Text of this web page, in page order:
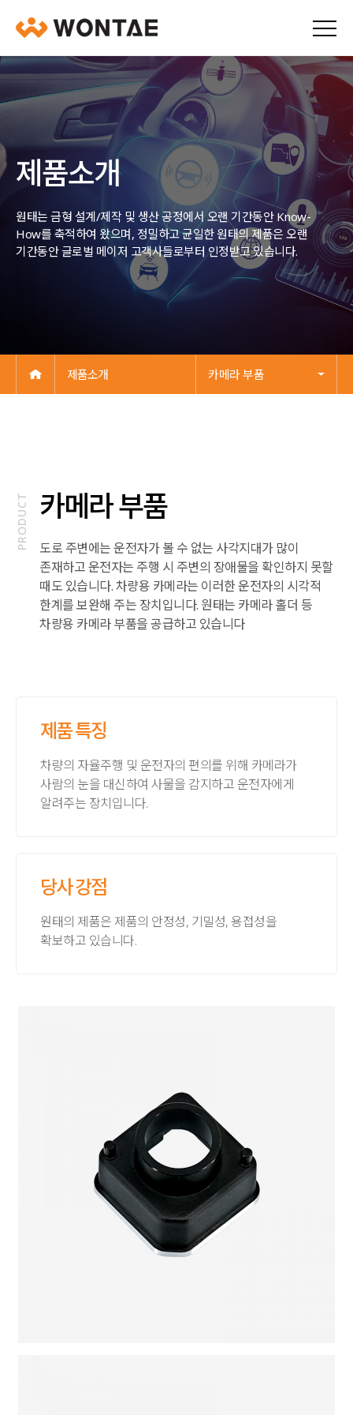
제품소개
원태는 금형 설계/제작 및 생산 공정에서 오랜 기간동안 Know-
How를 축적하여 왔으며, 정밀하고 균일한 원태의 제품은 오랜
기간동안 글로벌 메이저 고객사들로부터 인정받고 있습니다.
제품소개 카메라 부품
PRODUCT 카메라 부품
도로 주변에는 운전자가 볼 수 없는 사각지대가 많이
존재하고 운전자는 주행 시 주변의 장애물을 확인하지 못할
때도 있습니다. 차량용 카메라는 이러한 운전자의 시각적
한계를 보완해 주는 장치입니다. 원태는 카메라 홀더 등
차량용 카메라 부품을 공급하고 있습니다
제품 특징
차량의 자율주행 및 운전자의 편의를 위해 카메라가
사람의 눈을 대신하여 사물을 감지하고 운전자에게
알려주는 장치입니다.
당사 강점
원태의 제품은 제품의 안정성, 기밀성, 용접성을
확보하고 있습니다.